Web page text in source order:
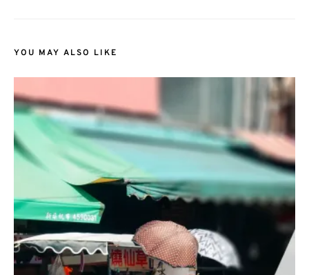
YOU MAY ALSO LIKE